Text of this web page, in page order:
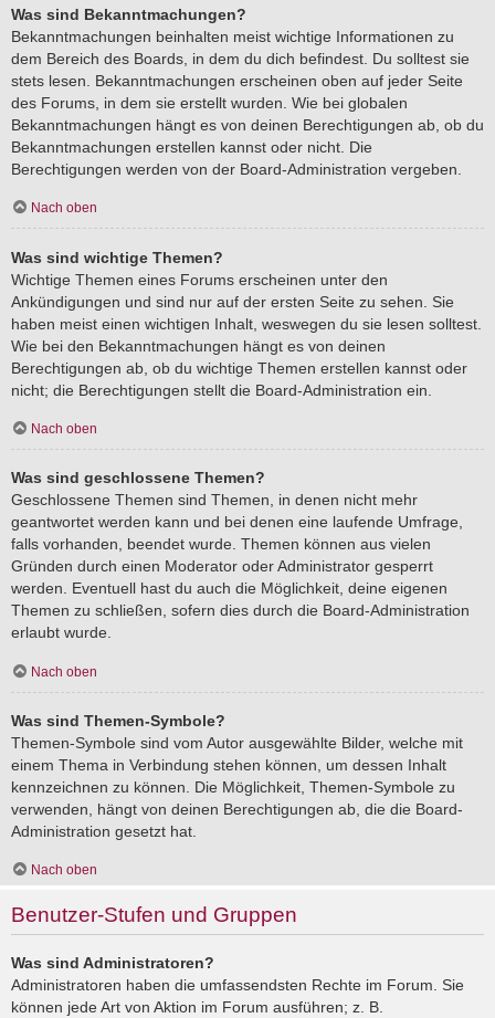
Was sind Bekanntmachungen?
Bekanntmachungen beinhalten meist wichtige Informationen zu
dem Bereich des Boards, in dem du dich befindest. Du solltest sie
stets lesen. Bekanntmachungen erscheinen oben auf jeder Seite
des Forums, in dem sie erstellt wurden. Wie bei globalen
Bekanntmachungen hängt es von deinen Berechtigungen ab, ob du
Bekanntmachungen erstellen kannst oder nicht. Die
Berechtigungen werden von der Board-Administration vergeben.
Nach oben
Was sind wichtige Themen?
Wichtige Themen eines Forums erscheinen unter den
Ankündigungen und sind nur auf der ersten Seite zu sehen. Sie
haben meist einen wichtigen Inhalt, weswegen du sie lesen solltest.
Wie bei den Bekanntmachungen hängt es von deinen
Berechtigungen ab, ob du wichtige Themen erstellen kannst oder
nicht; die Berechtigungen stellt die Board-Administration ein.
Nach oben
Was sind geschlossene Themen?
Geschlossene Themen sind Themen, in denen nicht mehr
geantwortet werden kann und bei denen eine laufende Umfrage,
falls vorhanden, beendet wurde. Themen können aus vielen
Gründen durch einen Moderator oder Administrator gesperrt
werden. Eventuell hast du auch die Möglichkeit, deine eigenen
Themen zu schließen, sofern dies durch die Board-Administration
erlaubt wurde.
Nach oben
Was sind Themen-Symbole?
Themen-Symbole sind vom Autor ausgewählte Bilder, welche mit
einem Thema in Verbindung stehen können, um dessen Inhalt
kennzeichnen zu können. Die Möglichkeit, Themen-Symbole zu
verwenden, hängt von deinen Berechtigungen ab, die die Board-
Administration gesetzt hat.
Nach oben
Benutzer-Stufen und Gruppen
Was sind Administratoren?
Administratoren haben die umfassendsten Rechte im Forum. Sie
können jede Art von Aktion im Forum ausführen; z. B.